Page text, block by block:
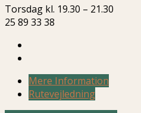
Torsdag kl. 19.30 – 21.30
25 89 33 38
Mere Information
Rutevejledning